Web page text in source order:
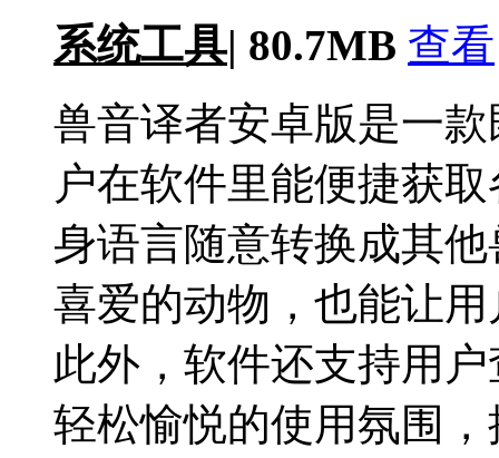
系统工具| 80.7MB 查看
兽音译者安卓版是一
户在软件里能便捷获
身语言随意转换成其
喜爱的动物，也能让
此外，软件还支持用
轻松愉悦的使用氛围